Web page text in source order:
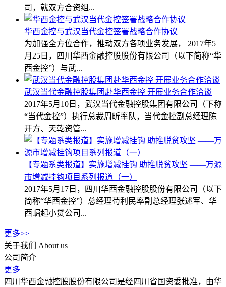
司，就双方合资组...
华西金控与武汉当代金控签署战略合作协议
为加强全方位合作，推动双方各项业务发展， 2017年5
月25日，四川华西金融控股股份有限公司（以下简称“华
西金控”）与武...
武汉当代金融控股集团赴华西金控 开展业务合作洽谈
2017年5月10日，武汉当代金融控股集团有限公司（下称
“当代金控”）执行总裁周昕率队，当代金控副总经理陈
开方、天乾资管...
【专题系类报道】实施增减挂钩 助推脱贫攻坚 ——万源
市增减挂钩项目系列报道（一）
2017年5月17日，四川华西金融控股股份有限公司（以下
简称“华西金控”）总经理苟利民率副总经理张述军、华
西崛起小贷公司...
更多>>
关于我们
About us
公司简介
更多
四川华西金融控股股份有限公司是经四川省国资委批准，由华